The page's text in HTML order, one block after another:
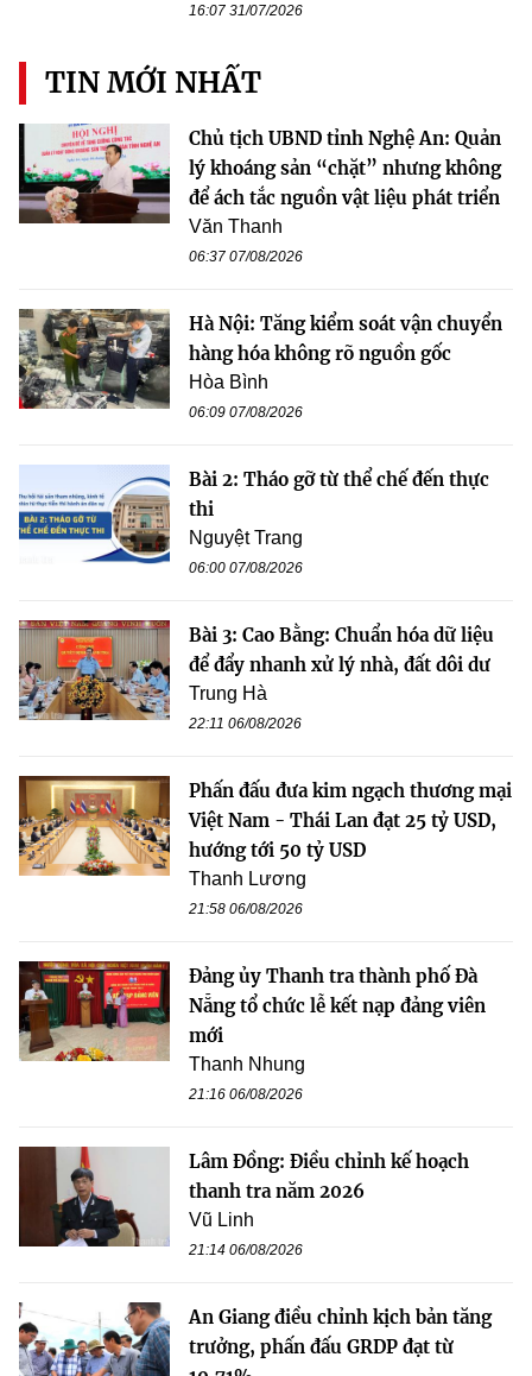
16:07 31/07/2026
TIN MỚI NHẤT
Chủ tịch UBND tỉnh Nghệ An: Quản
lý khoáng sản “chặt” nhưng không
để ách tắc nguồn vật liệu phát triển
Văn Thanh
06:37 07/08/2026
Hà Nội: Tăng kiểm soát vận chuyển
hàng hóa không rõ nguồn gốc
Hòa Bình
06:09 07/08/2026
Bài 2: Tháo gỡ từ thể chế đến thực
thi
Nguyệt Trang
06:00 07/08/2026
Bài 3: Cao Bằng: Chuẩn hóa dữ liệu
để đẩy nhanh xử lý nhà, đất dôi dư
Trung Hà
22:11 06/08/2026
Phấn đấu đưa kim ngạch thương mại
Việt Nam - Thái Lan đạt 25 tỷ USD,
hướng tới 50 tỷ USD
Thanh Lương
21:58 06/08/2026
Đảng ủy Thanh tra thành phố Đà
Nẵng tổ chức lễ kết nạp đảng viên
mới
Thanh Nhung
21:16 06/08/2026
Lâm Đồng: Điều chỉnh kế hoạch
thanh tra năm 2026
Vũ Linh
21:14 06/08/2026
An Giang điều chỉnh kịch bản tăng
trưởng, phấn đấu GRDP đạt từ